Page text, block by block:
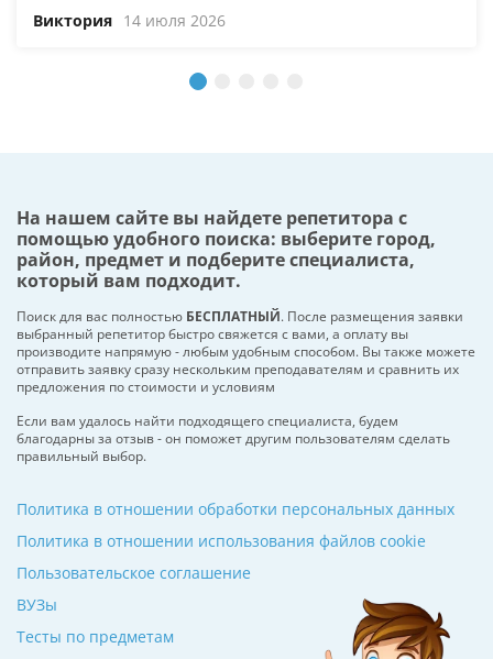
Виктория 14 июля 2026
На нашем сайте вы найдете репетитора с
помощью удобного поиска: выберите город,
район, предмет и подберите специалиста,
который вам подходит.
Поиск для вас полностью БЕСПЛАТНЫЙ. После размещения заявки
выбранный репетитор быстро свяжется с вами, а оплату вы
производите напрямую - любым удобным способом. Вы также можете
отправить заявку сразу нескольким преподавателям и сравнить их
предложения по стоимости и условиям
Если вам удалось найти подходящего специалиста, будем
благодарны за отзыв - он поможет другим пользователям сделать
правильный выбор.
ВУЗы
Тесты по предметам
Политика в отношении обработки персональных данных
Политика в отношении использования файлов cookie
Пользовательское соглашение